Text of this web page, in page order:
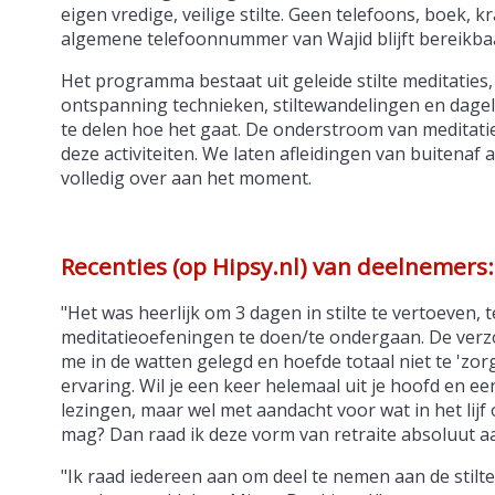
eigen vredige, veilige stilte. Geen telefoons, boek,
algemene telefoonnummer van Wajid blijft
Het programma bestaat uit geleide stilte
ontspanning technieken, stiltewandelingen en
te delen hoe het gaat. De onderstroom van
deze activiteiten. We laten afleidingen van buitenaf
volledig over aan het moment.
Recenties (op Hipsy.nl) van deelnemers:
"Het was heerlijk om 3 dagen in stilte te vertoeven,
meditatieoefeningen te doen/te ondergaan. De
me in de watten gelegd en hoefde totaal niet te
ervaring. Wil je een keer helemaal uit je hoofd en
lezingen, maar wel met aandacht voor wat in het
mag? Dan raad ik deze vorm van retraite absoluut
"Ik raad iedereen aan om deel te nemen aan de